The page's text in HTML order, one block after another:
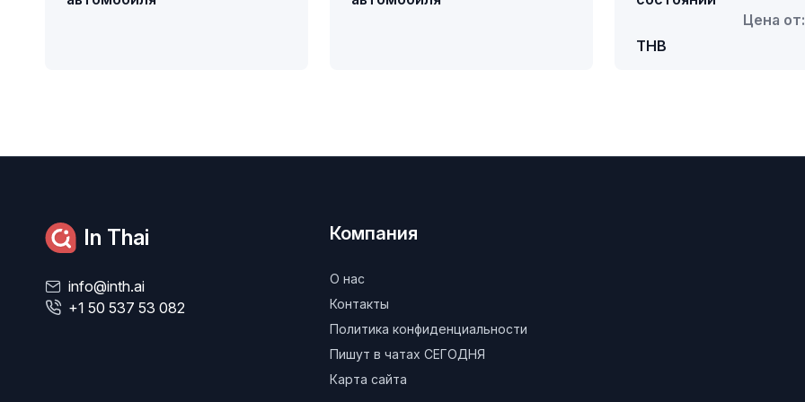
Цена
THB
In Thai
info@inth.ai
+1 50 537 53 082
Компания
О нас
Контакты
Политика конфиденциальности
Пишут в чатах СЕГОДНЯ
Карта сайта